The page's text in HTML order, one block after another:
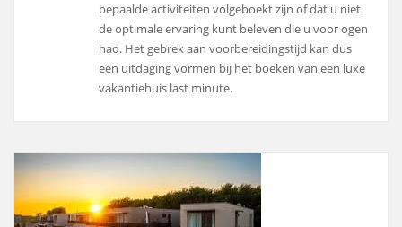
bepaalde activiteiten volgeboekt zijn of dat u niet
de optimale ervaring kunt beleven die u voor ogen
had. Het gebrek aan voorbereidingstijd kan dus
een uitdaging vormen bij het boeken van een luxe
vakantiehuis last minute.